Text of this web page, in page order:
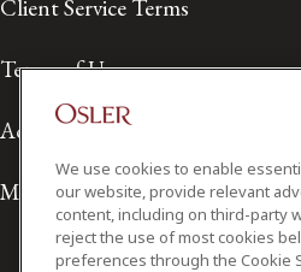
Client Service Terms
Terms of Use
Accessibility
Media Contact
We use cookies to enable
our website, provide relevant
content, including on third-party
reject the use of most cookies
preferences through the Cookie